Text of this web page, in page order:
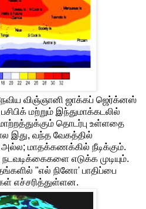
விஞ்ஞானி ஜாக்கப் ஜெர்க்னஸ்
மற்றும் இந்துமாக்கடலில்
தொடர்பு உள்ளதை
இது, வந்த வேகத்தில்
மாதக்கணக்கில் நீடிக்கும்.
எடுக்க முடியும்.
"எல் நினோ' பாதிப்பை
எச்சரித்துள்ளன.